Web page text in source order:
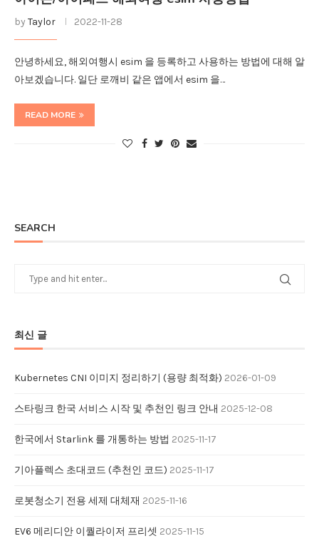
by Taylor 2022-11-28
안녕하세요, 해외여행시 esim 을 등록하고 사용하는 방법에 대해 알
아보겠습니다. 일단 로깨비 같은 앱에서 esim 을…
READ MORE
SEARCH
최신 글
Kubernetes CNI 이미지 정리하기 (용량 최적화) 2026-01-09
스타링크 한국 서비스 시작 및 추천인 링크 안내 2025-12-08
한국에서 Starlink 를 개통하는 방법 2025-11-17
기아플렉스 초대코드 (추천인 코드) 2025-11-17
로봇청소기 전용 세제 대체재 2025-11-16
EV6 메리디안 이퀄라이저 프리셋 2025-11-15